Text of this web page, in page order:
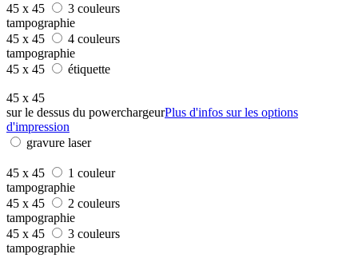
45 x 45
3 couleurs
tampographie
45 x 45
4 couleurs
tampographie
45 x 45
étiquette
45 x 45
sur le dessus du powerchargeurPlus d'infos sur les options
d'impression
gravure laser
45 x 45
1 couleur
tampographie
45 x 45
2 couleurs
tampographie
45 x 45
3 couleurs
tampographie